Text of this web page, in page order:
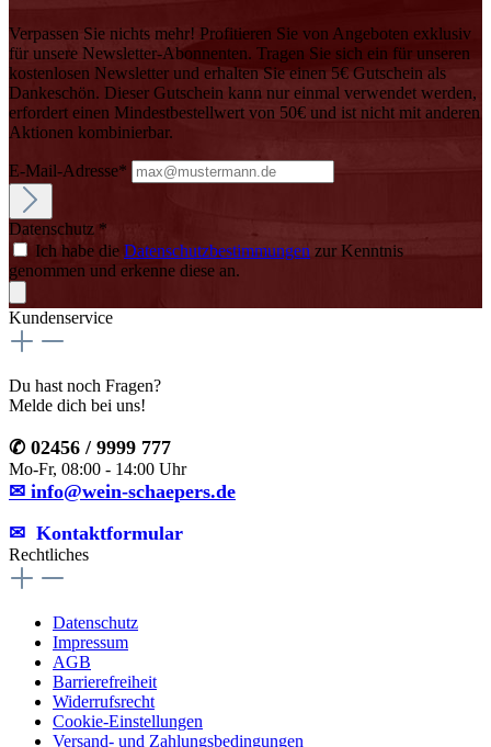
Verpassen Sie nichts mehr! Profitieren Sie von Angeboten exklusiv
für unsere Newsletter-Abonnenten. Tragen Sie sich ein für unseren
kostenlosen Newsletter und erhalten Sie einen 5€ Gutschein als
Dankeschön. Dieser Gutschein kann nur einmal verwendet werden,
erfordert einen Mindestbestellwert von 50€ und ist nicht mit anderen
Aktionen kombinierbar.
E-Mail-Adresse*
Datenschutz *
Ich habe die Datenschutzbestimmungen zur Kenntnis
genommen und erkenne diese an.
Kundenservice
Du hast noch Fragen?
Melde dich bei uns!
✆ 02456 / 9999 777
Mo-Fr, 08:00 - 14:00 Uhr
✉ info@wein-schaepers.de
✉︎ Kontaktformular
Rechtliches
Datenschutz
Impressum
AGB
Barrierefreiheit
Widerrufsrecht
Cookie-Einstellungen
Versand- und Zahlungsbedingungen